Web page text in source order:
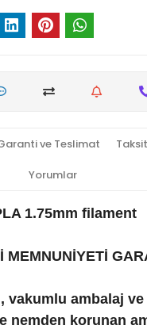
ve Teslimat
Yorumlar
1.75mm filament
MEMNUNİYETİ
vakumlu ambalaj ve
nemden korunan